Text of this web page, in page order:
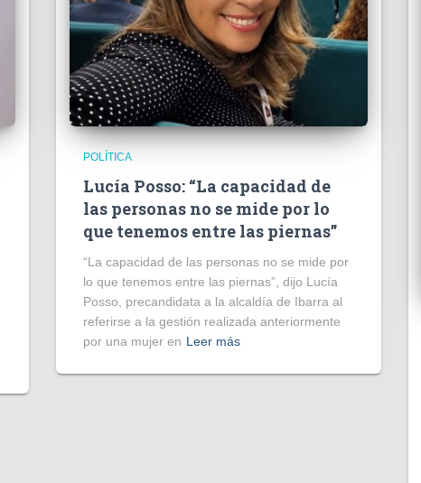
POLÍTICA
Lucía Posso: “La capacidad de
las personas no se mide por lo
que tenemos entre las piernas”
“La capacidad de las personas no se mide por
lo que tenemos entre las piernas”, dijo Lucía
Posso, precandidata a la alcaldía de Ibarra al
referirse a la gestión realizada anteriormente
por una mujer en Leer más